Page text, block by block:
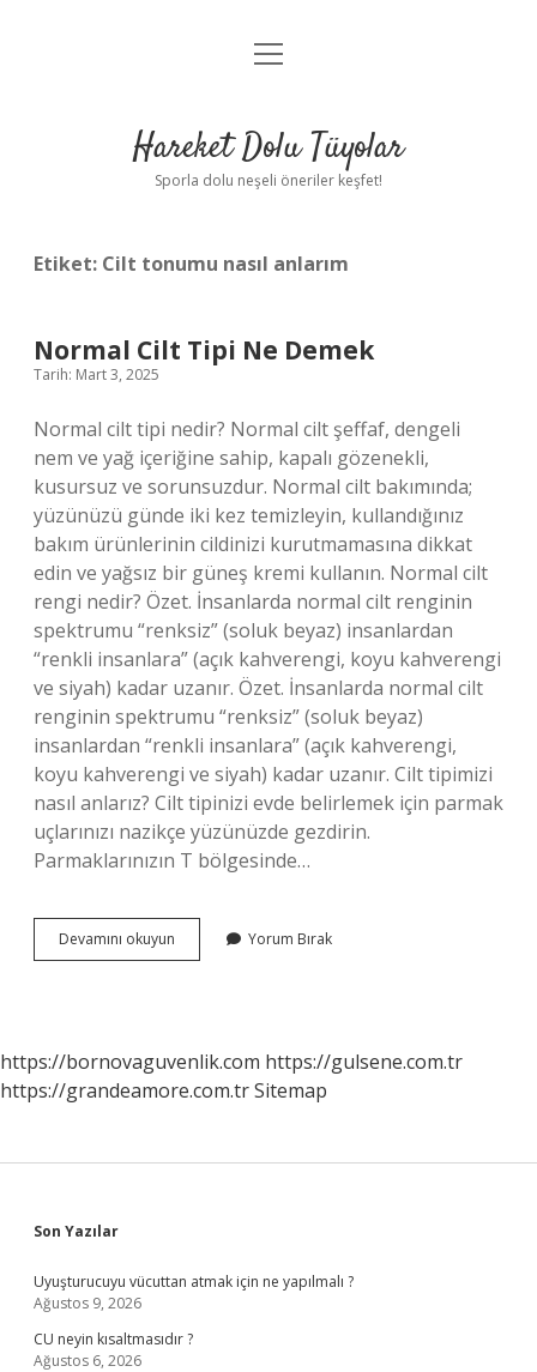
Anasayfa
Yasal Uyarı
menüyü
Hareket Dolu Tüyolar
Sporla dolu neşeli öneriler keşfet!
Etiket: Cilt tonumu nasıl anlarım
Normal Cilt Tipi Ne Demek
Tarih: Mart 3, 2025
Normal cilt tipi nedir? Normal cilt şeffaf, dengeli
nem ve yağ içeriğine sahip, kapalı gözenekli,
kusursuz ve sorunsuzdur. Normal cilt bakımında;
yüzünüzü günde iki kez temizleyin, kullandığınız
bakım ürünlerinin cildinizi kurutmamasına dikkat
edin ve yağsız bir güneş kremi kullanın. Normal cilt
rengi nedir? Özet. İnsanlarda normal cilt renginin
spektrumu “renksiz” (soluk beyaz) insanlardan
“renkli insanlara” (açık kahverengi, koyu kahverengi
ve siyah) kadar uzanır. Özet. İnsanlarda normal cilt
renginin spektrumu “renksiz” (soluk beyaz)
insanlardan “renkli insanlara” (açık kahverengi,
koyu kahverengi ve siyah) kadar uzanır. Cilt tipimizi
nasıl anlarız? Cilt tipinizi evde belirlemek için parmak
uçlarınızı nazikçe yüzünüzde gezdirin.
Parmaklarınızın T bölgesinde…
Devamını okuyun
Cilt
Yorum Bırak
https://bornovaguvenlik.com https://gulsene.com.tr
https://grandeamore.com.trSitemap
Sidebar
Son Yazılar
Uyuşturucuyu vücuttan atmak için ne yapılmalı ?
Ağustos 9, 2026
CU neyin kısaltmasıdır ?
Ağustos 6, 2026